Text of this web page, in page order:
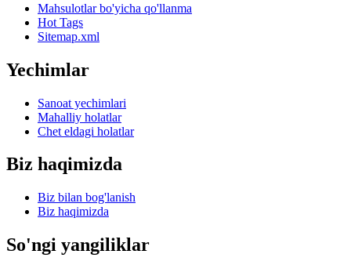
Mahsulotlar bo'yicha qo'llanma
Hot Tags
Sitemap.xml
Yechimlar
Sanoat yechimlari
Mahalliy holatlar
Chet eldagi holatlar
Biz haqimizda
Biz bilan bog'lanish
Biz haqimizda
So'ngi yangiliklar